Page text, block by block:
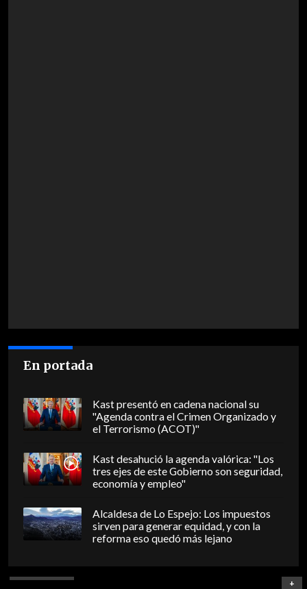
En portada
Kast presentó en cadena nacional su
"Agenda contra el Crimen Organizado y
el Terrorismo (ACOT)"
Kast desahució la agenda valórica: "Los
tres ejes de este Gobierno son seguridad,
economía y empleo"
Alcaldesa de Lo Espejo: Los impuestos
sirven para generar equidad, y con la
reforma eso quedó más lejano
+